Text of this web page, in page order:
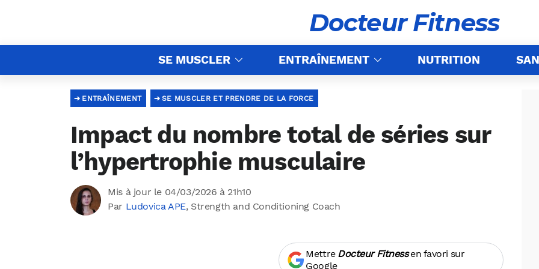
Docteur Fitness
SE MUSCLER ENTRAÎNEMENT NUTRITION
SE MUSCLER ET PRENDRE DE LA FORCE
ENTRAÎNEMENT
Impact du nombre total de séries sur
l’hypertrophie musculaire
Mis à jour le 04/03/2026 à 21h10
Par Ludovica APE, Strength and Conditioning Coach
Mettre Docteur Fitnessen favori sur
Google